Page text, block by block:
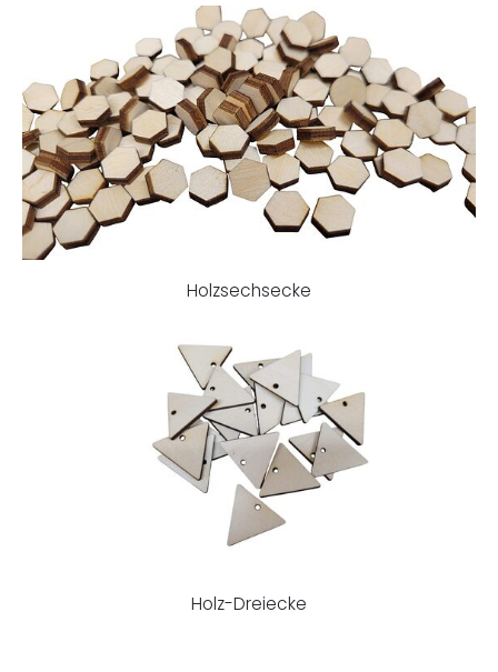
Holzsechsecke
Holz-Dreiecke